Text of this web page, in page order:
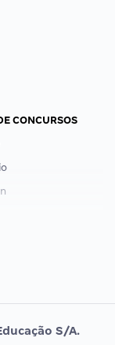
CONCURSOS
S/A.